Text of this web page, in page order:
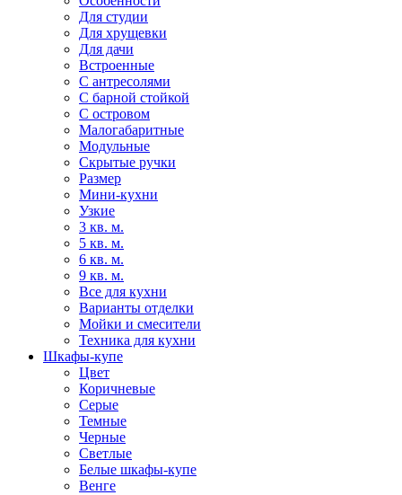
Для студии
Для хрущевки
Для дачи
Встроенные
С антресолями
С барной стойкой
С островом
Малогабаритные
Модульные
Скрытые ручки
Размер
Мини-кухни
Узкие
3 кв. м.
5 кв. м.
6 кв. м.
9 кв. м.
Все для кухни
Варианты отделки
Мойки и смесители
Техника для кухни
Шкафы-купе
Цвет
Коричневые
Серые
Темные
Черные
Светлые
Белые шкафы-купе
Венге